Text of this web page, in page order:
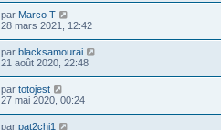
par Marco T
28 mars 2021, 12:42
par blacksamourai
21 août 2020, 22:48
par totojest
27 mai 2020, 00:24
par pat2chi1